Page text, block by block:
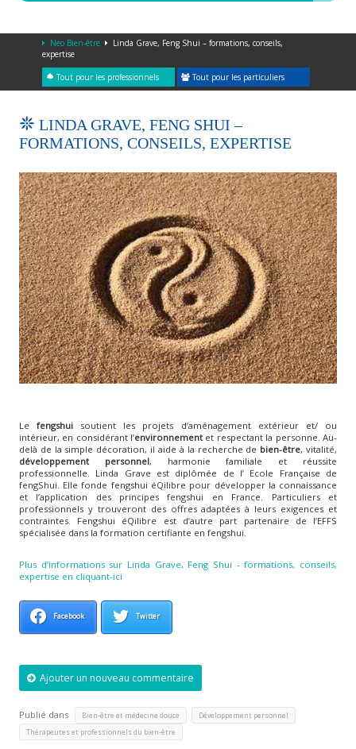
Neo Bien-être
Linda Grave, Feng Shui – formations, conseils,
expertise
Tout pour les professionnels Tout pour les particuliers
LINDA GRAVE, FENG SHUI –
FORMATIONS, CONSEILS, EXPERTISE
Lefengshui soutient les projets d’aménagement extérieur et/ ou
intérieur, en considérant l’environnementet respectant la personne. Au-
delà de la simple décoration, il aide à la recherche de bien-être, vitalité,
développement personnel, harmonie familiale et réussite
professionnelle. Linda Grave est diplômée de l’ Ecole Française de
fengShui. Elle fonde fengshui éQilibre pour développer la connaissance
et l’application des principes fengshui en France. Particuliers et
professionnels y trouveront des offres adaptées à leurs exigences et
contraintes. Fengshui éQilibre est d’autre part partenaire de l’EFFS
spécialisée dans la formation certifiante en fengshui.
Plus d’informations sur Linda Grave, Feng Shui - formations, conseils,
expertise en cliquant-ici
Facebook Twitter
Ajouter un nouveau commentaire
Publié dans Bien-être et médecine douce Développement personnel
Thérapeutes et professionnels du bien-être